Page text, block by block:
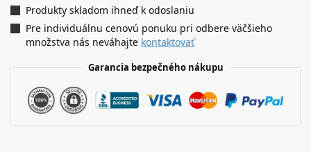
Produkty skladom ihneď k odoslaniu
Pre individuálnu cenovú ponuku pri odbere väčšieho
množstva nás neváhajte kontaktovať
Garancia bezpečného nákupu